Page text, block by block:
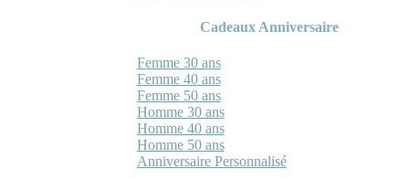
Cadeaux Anniversaire
Femme 30 ans
Femme 40 ans
Femme 50 ans
Homme 30 ans
Homme 40 ans
Homme 50 ans
Anniversaire Personnalisé